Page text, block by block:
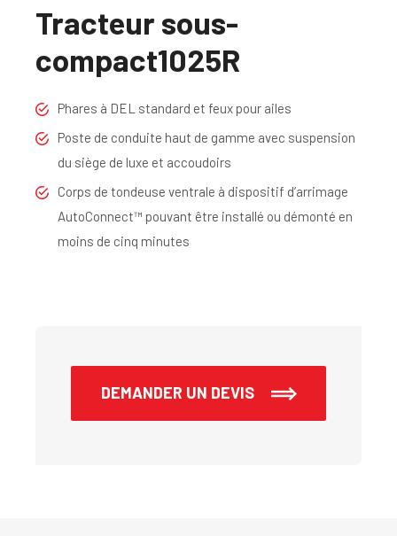
Tracteur sous-
compact1025R
Phares à DEL standard et feux pour ailes
Poste de conduite haut de gamme avec suspension
du siège de luxe et accoudoirs
Corps de tondeuse ventrale à dispositif d’arrimage
AutoConnect™ pouvant être installé ou démonté en
moins de cinq minutes
DEMANDER UN DEVIS